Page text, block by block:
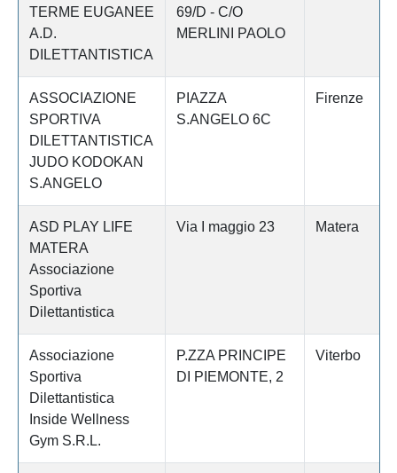
TERME EUGANEE
A.D.
DILETTANTISTICA
69/D - C/O
MERLINI PAOLO
ASSOCIAZIONE
SPORTIVA
DILETTANTISTICA
JUDO KODOKAN
S.ANGELO
PIAZZA
S.ANGELO 6C
Firenze
ASD PLAY LIFE
MATERA
Associazione
Sportiva
Dilettantistica
Via I maggio 23 Matera
Associazione
Sportiva
Dilettantistica
Inside Wellness
Gym S.R.L.
P.ZZA PRINCIPE
DI PIEMONTE, 2
Viterbo